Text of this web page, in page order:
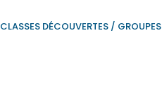
CLASSES DÉCOUVERTES / GROUPES